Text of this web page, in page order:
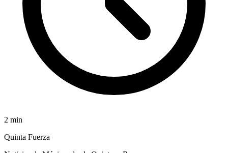
2 min
Quinta Fuerza